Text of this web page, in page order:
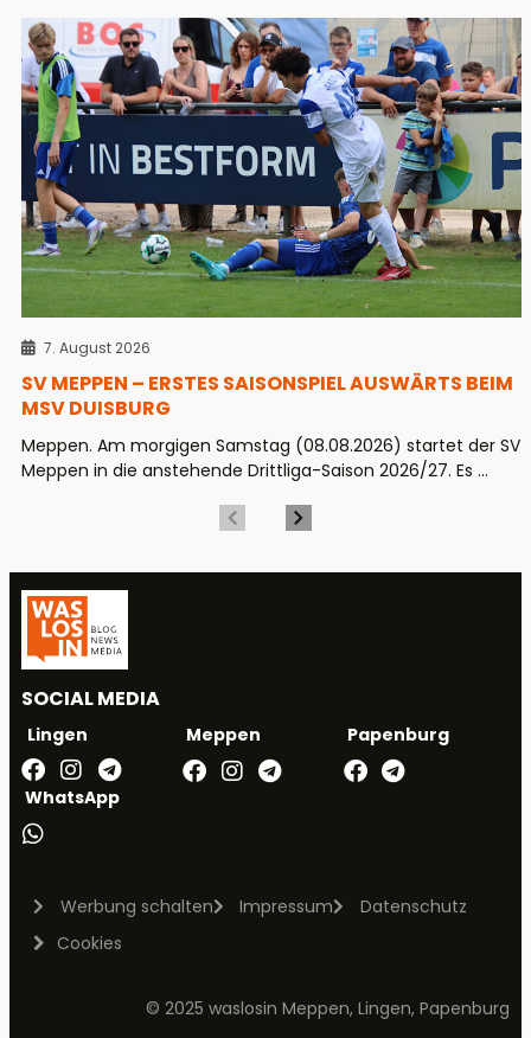
7. August 2026
SV MEPPEN – ERSTES SAISONSPIEL AUSWÄRTS BEIM
MSV DUISBURG
Meppen. Am morgigen Samstag (08.08.2026) startet der SV
Meppen in die anstehende Drittliga-Saison 2026/27. Es ...
SOCIAL MEDIA
Lingen Meppen Papenburg
WhatsApp
Werbung schalten Impressum
Datenschutz
Cookies
© 2025 waslosin Meppen, Lingen, Papenburg